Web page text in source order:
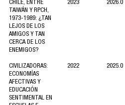
CHILE, ENTRE
TAIWÁN Y RPCH,
1973-1989: ¿TAN
LEJOS DE LOS
AMIGOS Y TAN
CERCA DE LOS
ENEMIGOS?
2023 2026.0
CIVILIZADORAS:
ECONOMÍAS
AFECTIVAS Y
EDUCACIÓN
SENTIMENTAL EN
2022 2025.0